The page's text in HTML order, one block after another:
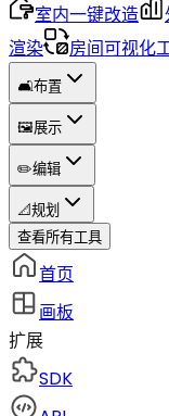
室内一键改造
渲染
房间可视化
🛋️布置
🖼️展示
✏️编辑
📐规划
查看所有工具
首页
画板
扩展
SDK